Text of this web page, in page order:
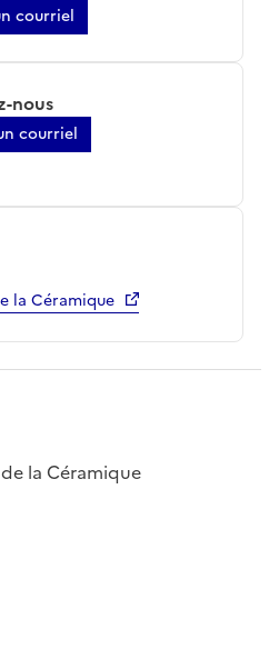
courriel
nous
courriel
la Céramique
la Céramique